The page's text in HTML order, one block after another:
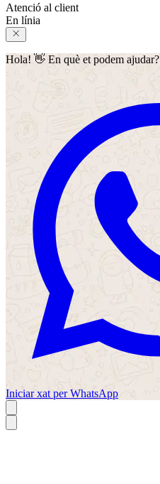
Atenció al client
En línia
Hola! 👋 En què et podem ajudar?
Iniciar xat per WhatsApp